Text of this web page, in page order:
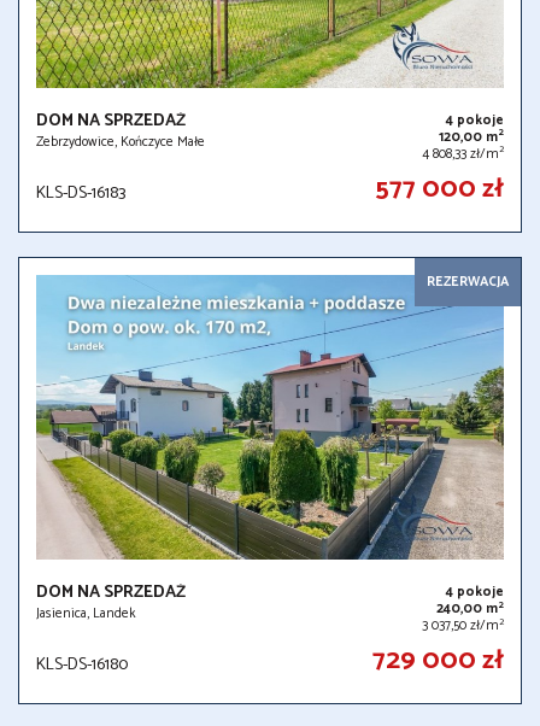
DOM NA SPRZEDAŻ
Zebrzydowice, Kończyce Małe
4 pokoje
120,00 m2
4 808,33 zł/m2
KLS-DS-16183 577 000 zł
REZERWACJA
DOM NA SPRZEDAŻ
Jasienica, Landek
4 pokoje
240,00 m2
3 037,50 zł/m2
KLS-DS-16180 729 000 zł